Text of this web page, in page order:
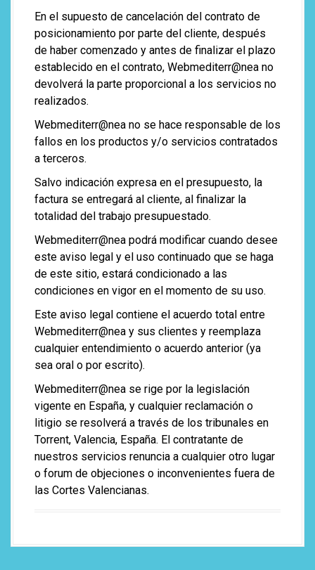
En el supuesto de cancelación del contrato de
posicionamiento por parte del cliente, después
de haber comenzado y antes de finalizar el plazo
establecido en el contrato, Webmediterr@nea no
devolverá la parte proporcional a los servicios no
realizados.
Webmediterr@nea no se hace responsable de los
fallos en los productos y/o servicios contratados
a terceros.
Salvo indicación expresa en el presupuesto, la
factura se entregará al cliente, al finalizar la
totalidad del trabajo presupuestado.
Webmediterr@nea podrá modificar cuando desee
este aviso legal y el uso continuado que se haga
de este sitio, estará condicionado a las
condiciones en vigor en el momento de su uso.
Este aviso legal contiene el acuerdo total entre
Webmediterr@nea y sus clientes y reemplaza
cualquier entendimiento o acuerdo anterior (ya
sea oral o por escrito).
Webmediterr@nea se rige por la legislación
vigente en España, y cualquier reclamación o
litigio se resolverá a través de los tribunales en
Torrent, Valencia, España. El contratante de
nuestros servicios renuncia a cualquier otro lugar
o forum de objeciones o inconvenientes fuera de
las Cortes Valencianas.